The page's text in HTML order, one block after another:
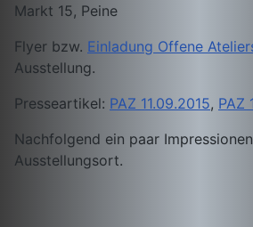
Markt 15, Peine
Flyer bzw. Einladung Offene
Ausstellung.
Presseartikel: PAZ 11.09.2015, PAZ
Nachfolgend ein paar
Ausstellungsort.